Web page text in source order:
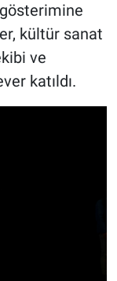
gösterimine
kültür sanat
ve
katıldı.